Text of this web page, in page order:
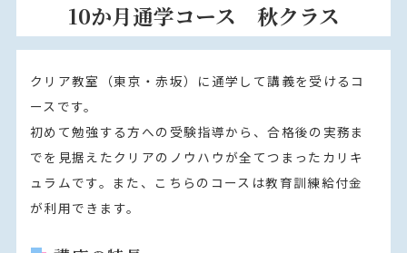
10か月通学コース 秋クラス
クリア教室（東京・赤坂）に通学して講義を受けるコ
ースです。
初めて勉強する方への受験指導から、合格後の実務ま
でを見据えたクリアのノウハウが全てつまったカリキ
ュラムです。また、こちらのコースは教育訓練給付金
が利用できます。